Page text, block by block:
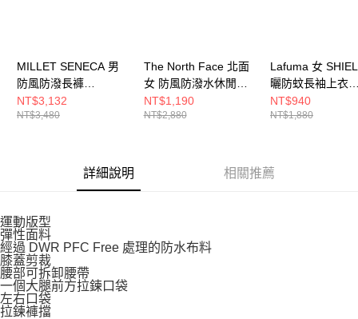
MILLET SENECA 男
防風防潑長褲
MIV10844N0247
NT$3,132
NT$3,480
The North Face 北面
女 防風防潑水休閒短
褲 NF0A87YKLK5
NT$1,190
NT$2,880
Lafuma 女
曬防蚊長袖上衣
LFV125726187
NT$940
NT$1,880
詳細說明 相關推薦
運動版型
彈性面料
經過 DWR PFC Free 處理的防水布料
膝蓋剪裁
腰部可拆卸腰帶
一個大腿前方拉鍊口袋
左右口袋
拉鍊褲擋